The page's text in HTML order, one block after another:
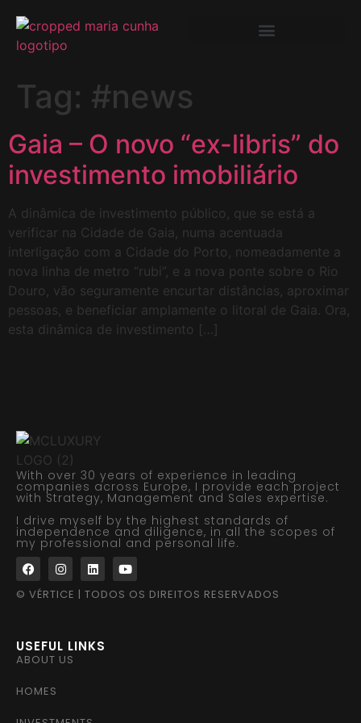
Tag: #news
Gaia – O novo “ex-libris” do
investimento imobiliário
A dinâmica de investimento público, que se está a
verificar na Cidade de Gaia, numa acentuada
interligação com a Cidade do Porto, nomeadamente a
nova linha de metro “rubi”, e a nova ponte sobre o Rio
Douro, vão seguramente encurtar distâncias, aproximar
pessoas, e beneficiar amplamente o litoral de Gaia. Ora,
esta dinâmica de investimento […]
With over 30 years of experience in leading
companies across Europe, I provide each project
with Strategy, Management and Sales expertise.
I drive myself by the highest standards of
independence and diligence, in all the scopes of
my professional and personal life.
© VÉRTICE | TODOS OS DIREITOS RESERVADOS
USEFUL LINKS
ABOUT US
HOMES